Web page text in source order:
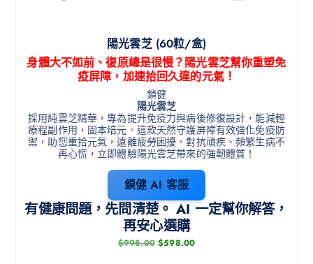
陽光雲芝 (60粒/盒)
身體大不如前、復原總是很慢？陽光雲芝幫你重塑免
疫屏障，加速拾回久違的元氣！
鎖健
陽光雲芝
採用純雲芝精華，專為提升免疫力與病後修復設計，能減輕
療程副作用，固本培元。這款天然守護屏障有效強化免疫防
禦，助您重拾元氣，遠離疲勞困擾。對抗頑疾、頻繁生病不
再心慌，立即體驗陽光雲芝帶來的強韌體質！
鎖健 AI 客服
有健康問題，先問清楚。 AI 一定幫你解答，
再安心選購
$998.00 $598.00